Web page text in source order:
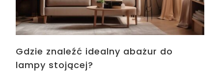
Gdzie znaleźć idealny abażur do
lampy stojącej?